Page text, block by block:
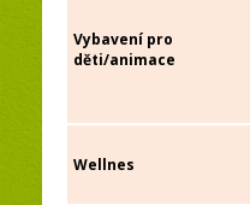
Vybavení pro
děti/animace
Wellnes